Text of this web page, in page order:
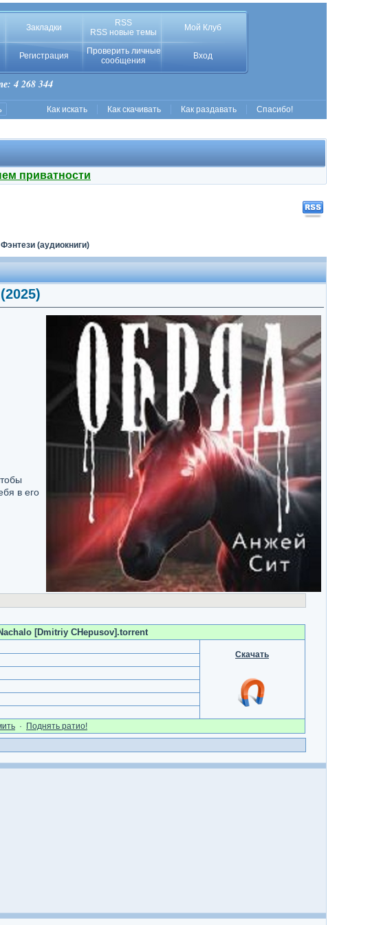
Закладки
RSS
RSS новые темы
Мой Клуб
Регистрация
Проверить личные
сообщения
Вход
4 268 344
Как искать Как скачивать Как раздавать Спасибо!
приватности
(аудиокниги)
в его
[Dmitriy CHepusov].torrent
Скачать
· Поднять ратио!